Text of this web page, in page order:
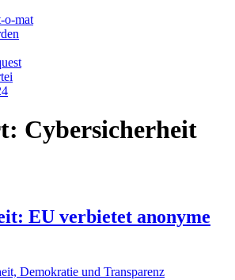
o-mat
Cybersicherheit
EU verbietet anonyme
Demokratie und Transparenz